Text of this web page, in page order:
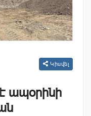
Կիսվել
ապօրինի